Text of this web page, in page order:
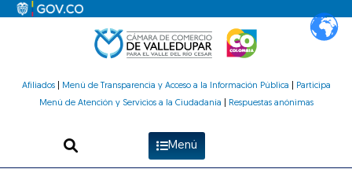
Afiliados| Menú de Transparencia y Acceso a la Información Pública
Participa
Menú de Atención y Servicios a la Ciudadanía
Respuestas anónimas
Menú